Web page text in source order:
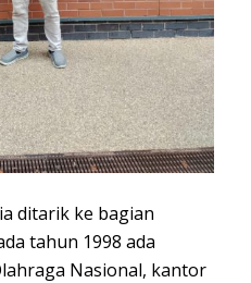
ditarik ke bagian
tahun 1998 ada
Nasional, kantor